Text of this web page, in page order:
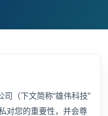
（下文简称“雄伟科技”
对您的重要性，并会尊